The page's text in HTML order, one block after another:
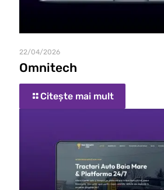
22/04/2026
Omnitech
Citește mai mult